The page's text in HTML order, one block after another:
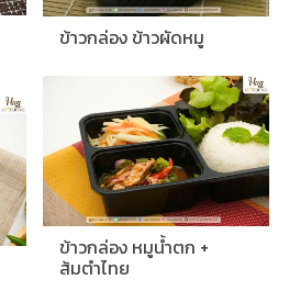
ข้าวกล่อง ข้าวผัดหมู
ข้าวกล่อง หมูน้ำตก +
ส้มตำไทย